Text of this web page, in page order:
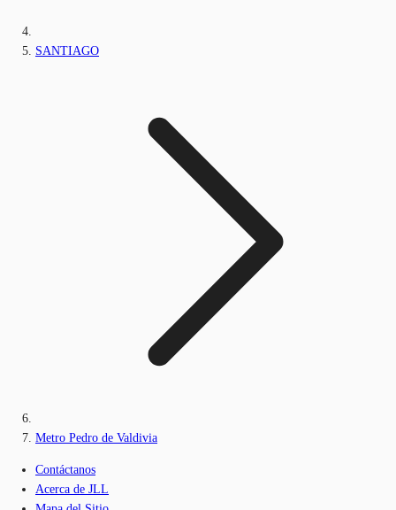
SANTIAGO
Metro Pedro de Valdivia
Contáctanos
Acerca de JLL